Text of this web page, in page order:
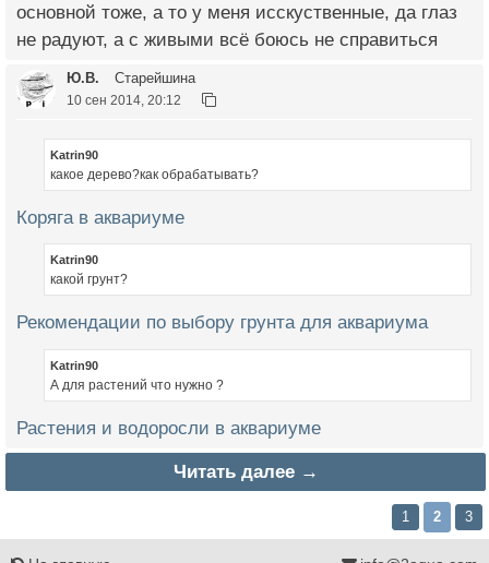
основной тоже, а то у меня исскуственные, да глаз
не радуют, а с живыми всё боюсь не справиться
Ю.В. Старейшина
10 сен 2014, 20:12
Katrin90
какое дерево?как обрабатывать?
Коряга в аквариуме
Katrin90
какой грунт?
Рекомендации по выбору грунта для аквариума
Katrin90
А для растений что нужно ?
Растения и водоросли в аквариуме
Читать далее →
1 2 3